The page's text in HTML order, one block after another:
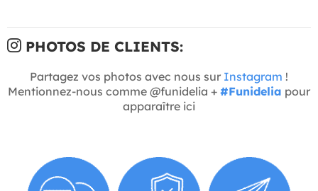
PHOTOS DE CLIENTS:
Partagez vos photos avec nous sur Instagram !
Mentionnez-nous comme @funidelia + #Funidelia pour
apparaître ici